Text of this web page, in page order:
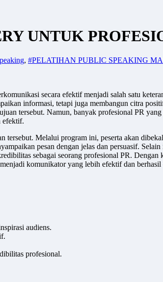
UNTUK
, #PELATIHAN PUBLIC SPEAKING
secara efektif menjadi salah satu
informasi, tetapi juga membangun citra
tersebut. Namun, banyak profesional PR
efektif.
Melalui program ini, peserta akan
pesan dengan jelas dan persuasif.
sebagai seorang profesional PR.
komunikator yang lebih efektif dan
audiens.
profesional.